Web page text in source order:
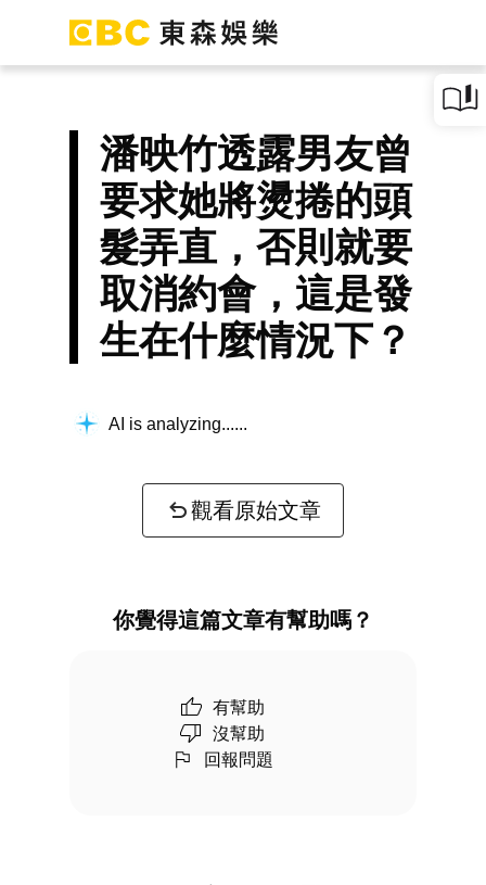
潘映竹透露男友曾
要求她將燙捲的頭
髮弄直，否則就要
取消約會，這是發
生在什麼情況下？
AI is analyzing...
觀看原始文章
你覺得這篇文章有幫助嗎？
有幫助
沒幫助
回報問題